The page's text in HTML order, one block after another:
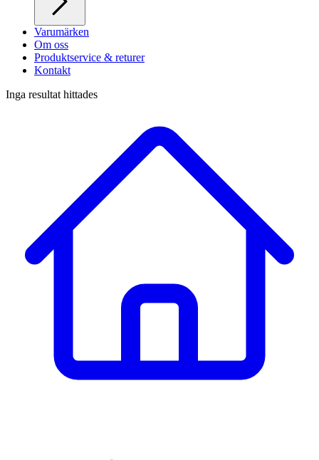
Varumärken
Om oss
Produktservice & returer
Kontakt
Inga resultat hittades